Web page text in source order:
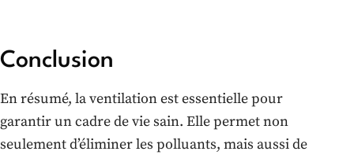
Conclusion
En résumé, la ventilation est essentielle pour
garantir un cadre de vie sain. Elle permet non
seulement d’éliminer les polluants, mais aussi de